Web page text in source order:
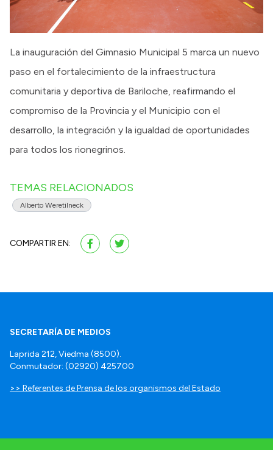
La inauguración del Gimnasio Municipal 5 marca un nuevo
paso en el fortalecimiento de la infraestructura
comunitaria y deportiva de Bariloche, reafirmando el
compromiso de la Provincia y el Municipio con el
desarrollo, la integración y la igualdad de oportunidades
para todos los rionegrinos.
TEMAS RELACIONADOS
Alberto Weretilneck
COMPARTIR EN:
SECRETARÍA DE MEDIOS
Laprida 212, Viedma (8500).
Conmutador: (02920) 425700
>> Referentes de Prensa de los organismos del Estado